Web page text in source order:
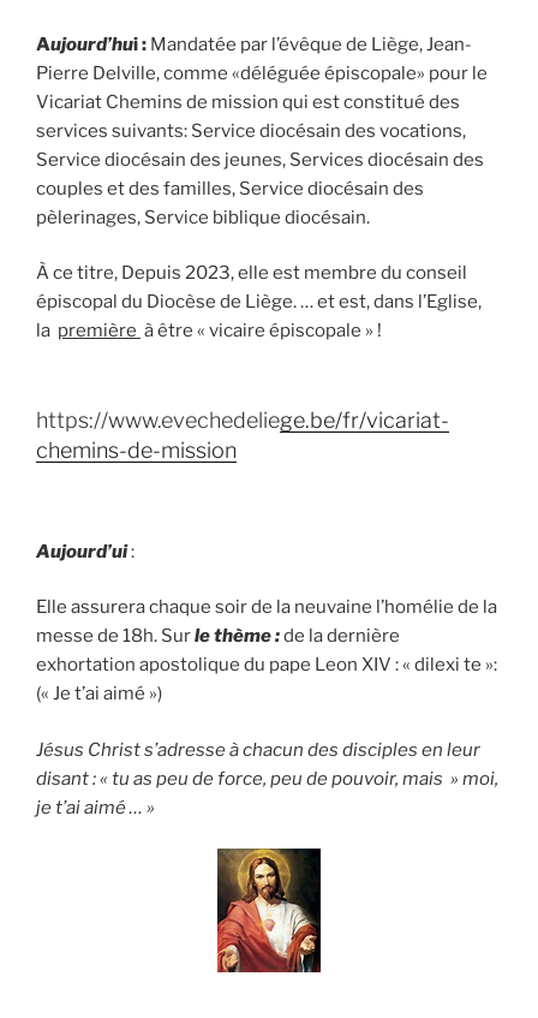
Aujourd’hui : Mandatée par l’évêque de Liège, Jean-
Pierre Delville, comme «déléguée épiscopale» pour le
Vicariat Chemins de mission qui est constitué des
services suivants: Service diocésain des vocations,
Service diocésain des jeunes, Services diocésain des
couples et des familles, Service diocésain des
pèlerinages, Service biblique diocésain.
À ce titre, Depuis 2023, elle est membre du conseil
épiscopal du Diocèse de Liège. … et est, dans l’Eglise,
la première à être « vicaire épiscopale » !
https://www.evechedeliege.be/fr/vicariat-
chemins-de-mission
Aujourd’ui:
Elle assurera chaque soir de la neuvaine l’homélie de la
messe de 18h. Surle thème :de la dernière
exhortation apostolique du pape Leon XIV : « dilexi te »:
(« Je t’ai aimé »)
Jésus Christ s’adresse à chacun des disciples en leur
disant : « tu as peu de force, peu de pouvoir, mais » moi,
je t’ai aimé … »